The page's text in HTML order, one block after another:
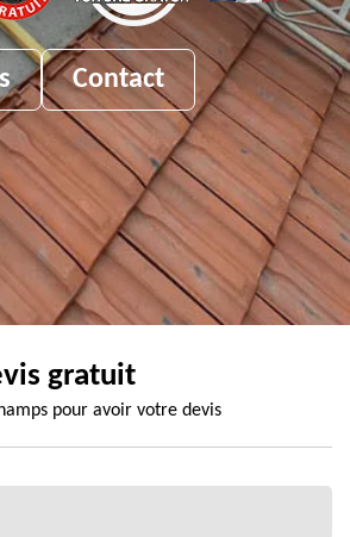
Contact
gratuit
pour avoir votre devis